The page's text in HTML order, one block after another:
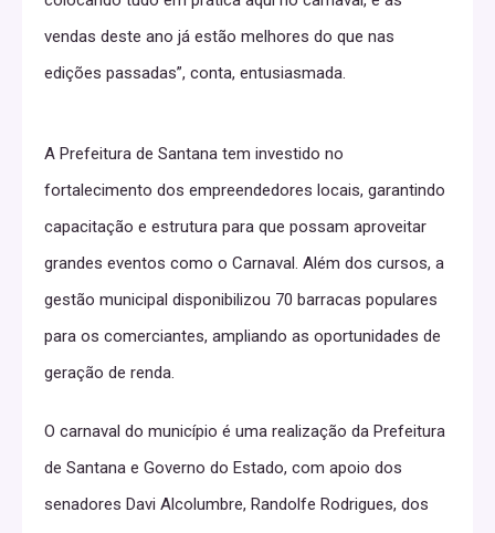
vendas deste ano já estão melhores do que nas
edições passadas”, conta, entusiasmada.
A Prefeitura de Santana tem investido no
fortalecimento dos empreendedores locais, garantindo
capacitação e estrutura para que possam aproveitar
grandes eventos como o Carnaval. Além dos cursos, a
gestão municipal disponibilizou 70 barracas populares
para os comerciantes, ampliando as oportunidades de
geração de renda.
O carnaval do município é uma realização da Prefeitura
de Santana e Governo do Estado, com apoio dos
senadores Davi Alcolumbre, Randolfe Rodrigues, dos